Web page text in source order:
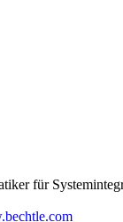
für